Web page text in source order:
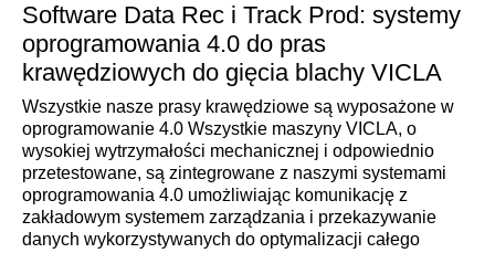
Software Data Rec i Track Prod: systemy
oprogramowania 4.0 do pras
krawędziowych do gięcia blachy VICLA
Wszystkie nasze prasy krawędziowe są wyposażone w
oprogramowanie 4.0 Wszystkie maszyny VICLA, o
wysokiej wytrzymałości mechanicznej i odpowiednio
przetestowane, są zintegrowane z naszymi systemami
oprogramowania 4.0 umożliwiając komunikację z
zakładowym systemem zarządzania i przekazywanie
danych wykorzystywanych do optymalizacji całego